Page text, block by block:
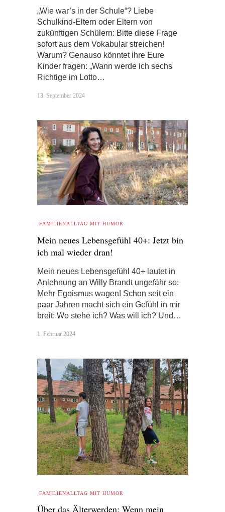
„Wie war’s in der Schule“? Liebe
Schulkind-Eltern oder Eltern von
zukünftigen Schülern: Bitte diese Frage
sofort aus dem Vokabular streichen!
Warum? Genauso könntet ihre Eure
Kinder fragen: „Wann werde ich sechs
Richtige im Lotto…
13. September 2024
FAMILIENALLTAG MIT HUMOR
Mein neues Lebensgefühl 40+: Jetzt bin
ich mal wieder dran!
Mein neues Lebensgefühl 40+ lautet in
Anlehnung an Willy Brandt ungefähr so:
Mehr Egoismus wagen! Schon seit ein
paar Jahren macht sich ein Gefühl in mir
breit: Wo stehe ich? Was will ich? Und…
1. Februar 2024
FAMILIENALLTAG MIT HUMOR
Über das Älterwerden: Wenn mein